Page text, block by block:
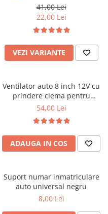
41,00 Lei
22,00 Lei
VEZI VARIANTE
Ventilator auto 8 inch 12V cu
prindere clema pentru
masina
54,00 Lei
ADAUGA IN COS
Suport numar inmatriculare
auto universal negru
8,00 Lei